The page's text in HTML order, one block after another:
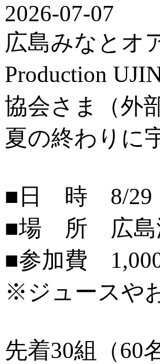
2026-07-07
広島みなとオ
Production
協会さま（外
夏の終わりに
■日 時 8/29
■場 所 広島
■参加費
※ジュースや
先着30組（60